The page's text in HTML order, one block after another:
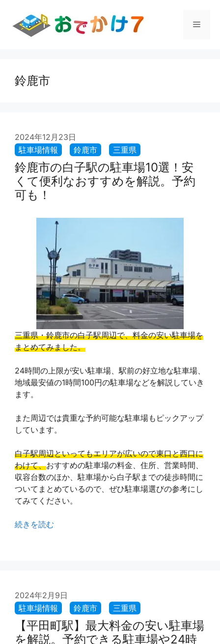
メ
鈴鹿市
2024年12月23日
鈴鹿市の白子駅の駐車場10選！安
くて便利なおすすめを解説。予約
可も！
三重県・鈴鹿市の白子駅周辺で、料金の安い駐車場を
まとめてみました。
24時間の上限が安い駐車場、駅前の好立地な駐車場、
地域最安値の1時間100円の駐車場などを解説していき
ます。
また周辺では貴重な予約可能な駐車場もピックアップ
しています。
白子駅周辺といってもエリアが広いので東口と西口に
わけて、おすすめの駐車場の料金、住所、営業時間、
収容台数のほか、駐車場から白子駅までの徒歩時間に
ついてまとめているので、ぜひ駐車場選びの参考にし
てみてください。
続きを読む
2024年2月9日
【平田町駅】最大料金の安い駐車場
を解説。予約できる駐車場や24時